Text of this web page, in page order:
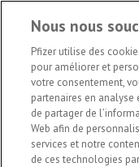
Avez-
contre
Nous nous
Pfizer utilise des
pour améliorer et
votre consentement,
partenaires en analyse
de partager de
Web afin de
services et notre
de ces technologies